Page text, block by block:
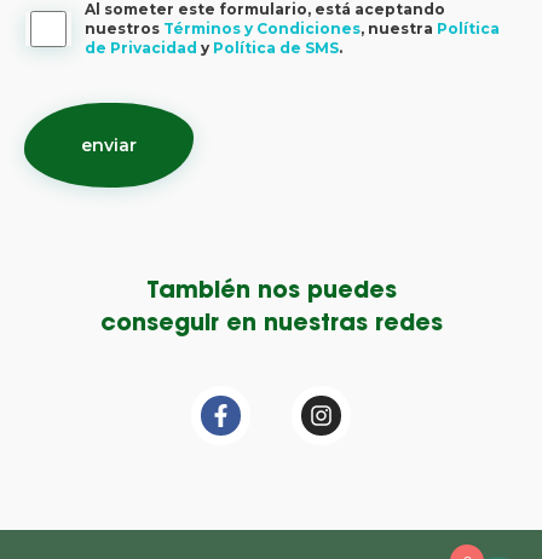
Al someter este formulario, está aceptando
nuestros Términos y Condiciones, nuestra Política
de Privacidad y Política de SMS.
También nos puedes
conseguir en nuestras redes